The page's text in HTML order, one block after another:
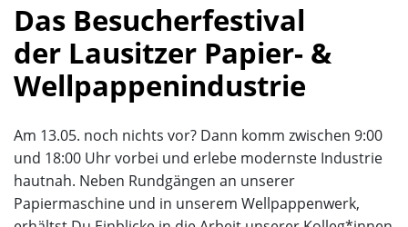
Das Besucherfestival
der Lausitzer Papier- &
Wellpappenindustrie
Am 13.05. noch nichts vor? Dann komm zwischen 9:00
und 18:00 Uhr vorbei und erlebe modernste Industrie
hautnah. Neben Rundgängen an unserer
Papiermaschine und in unserem Wellpappenwerk,